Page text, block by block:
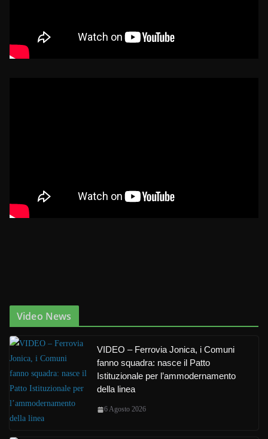
Video News
VIDEO – Ferrovia Jonica, i Comuni
fanno squadra: nasce il Patto
Istituzionale per l’ammodernamento
della linea
6 Agosto 2026